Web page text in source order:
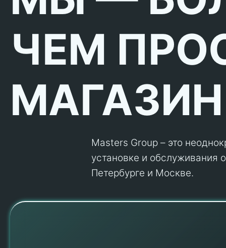
ЧЕМ
МАГАЗИН
Masters Group – это
установке и обслуживания
Петербурге и Москве.